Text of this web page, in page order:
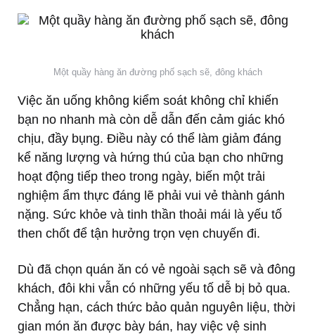
Một quầy hàng ăn đường phố sạch sẽ, đông khách
Việc ăn uống không kiểm soát không chỉ khiến
bạn no nhanh mà còn dễ dẫn đến cảm giác khó
chịu, đầy bụng. Điều này có thể làm giảm đáng
kể năng lượng và hứng thú của bạn cho những
hoạt động tiếp theo trong ngày, biến một trải
nghiệm ẩm thực đáng lẽ phải vui vẻ thành gánh
nặng. Sức khỏe và tinh thần thoải mái là yếu tố
then chốt để tận hưởng trọn vẹn chuyến đi.
Dù đã chọn quán ăn có vẻ ngoài sạch sẽ và đông
khách, đôi khi vẫn có những yếu tố dễ bị bỏ qua.
Chẳng hạn, cách thức bảo quản nguyên liệu, thời
gian món ăn được bày bán, hay việc vệ sinh